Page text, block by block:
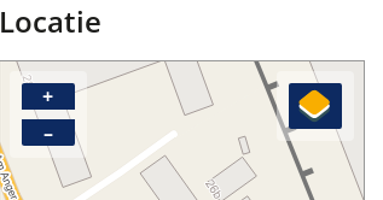
Locatie
+
–